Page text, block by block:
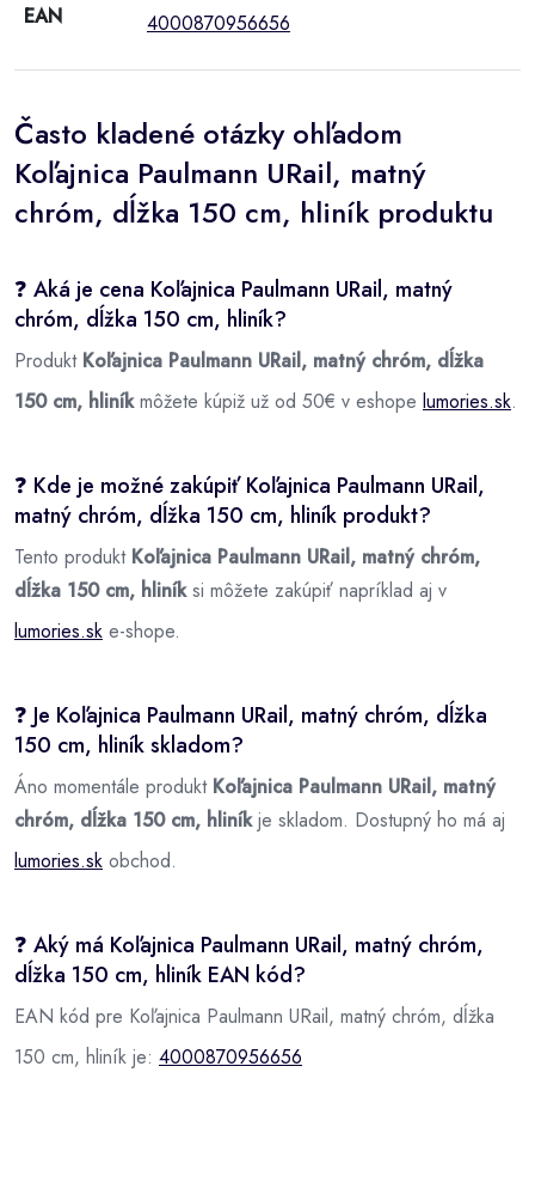
EAN 4000870956656
Často kladené otázky ohľadom
Koľajnica Paulmann URail, matný
chróm, dĺžka 150 cm, hliník produktu
❓ Aká je cena Koľajnica Paulmann URail, matný
chróm, dĺžka 150 cm, hliník?
Produkt Koľajnica Paulmann URail, matný chróm, dĺžka
150 cm, hliníkmôžete kúpiž už od 50€ v eshope lumories.sk.
❓ Kde je možné zakúpiť Koľajnica Paulmann URail,
matný chróm, dĺžka 150 cm, hliník produkt?
Tento produkt Koľajnica Paulmann URail, matný chróm,
dĺžka 150 cm, hliníksi môžete zakúpiť napríklad aj v
lumories.sk e-shope.
❓ Je Koľajnica Paulmann URail, matný chróm, dĺžka
150 cm, hliník skladom?
Áno momentále produkt Koľajnica Paulmann URail, matný
chróm, dĺžka 150 cm, hliníkje skladom. Dostupný ho má aj
lumories.sk obchod.
❓ Aký má Koľajnica Paulmann URail, matný chróm,
dĺžka 150 cm, hliník EAN kód?
EAN kód pre Koľajnica Paulmann URail, matný chróm, dĺžka
150 cm, hliník je: 4000870956656